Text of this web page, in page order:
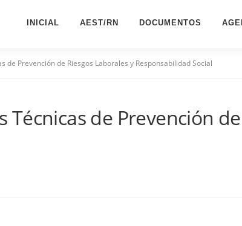
INICIAL AEST/RN DOCUMENTOS
de Prevención de Riesgos Laborales y Responsabilidad Social
Técnicas de Prevención